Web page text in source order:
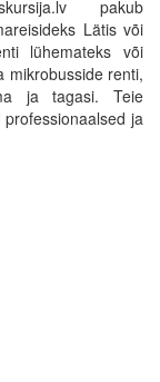
pakub
Lätis või
lühemateks või
mikrobusside renti,
ja tagasi. Teie
ja